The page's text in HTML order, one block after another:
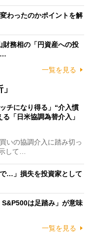
わったのかポイントを解
財務相の「円資産への投
…
一覧を見る
チになり得る」“介入慣
「日米協調為替介入」
いの協調介入に踏み切っ
して…
…」損失を投資家として
S&P500は足踏み」が意味
一覧を見る